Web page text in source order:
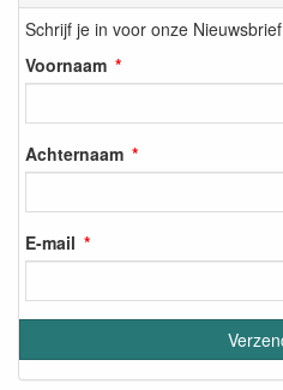
Schrijf je in voor onze Nieuwsbrief
Voornaam
Achternaam
E-mail